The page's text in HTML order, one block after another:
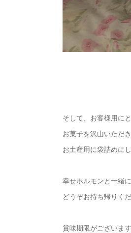
そして、お客様用に
お菓子を沢山いただ
お土産用に袋詰めに
幸せホルモンと一緒に
どうぞお持ち帰りく
賞味期限がございま